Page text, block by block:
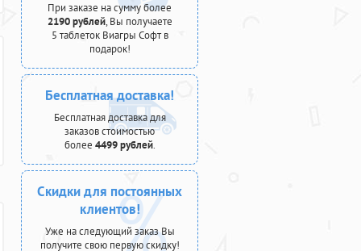
При заказе на сумму более
2190 рублей, Вы получаете
5 таблеток Виагры Софт в
подарок!
Бесплатная доставка!
Бесплатная доставка для
заказов стоимостью
более 4499 рублей.
Скидки для постоянных
клиентов!
Уже на следующий заказ Вы
получите свою первую скидку!